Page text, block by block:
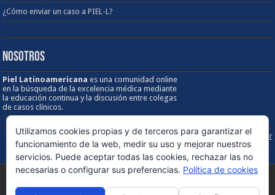
¿Cómo enviar un caso a PIEL-L?
NOSOTROS
Piel Latinoamericanaes una comunidad online
en la búsqueda de la excelencia médica mediante
la educación continua y la discusión entre colegas
de casos clínicos.
Sobre los Derechos de Autor / Disclaimer
Utilizamos cookies propias y de terceros para garantizar el
funcionamiento de la web, medir su uso y mejorar nuestros
servicios. Puede aceptar todas las cookies, rechazar las no
necesarias o configurar sus preferencias. Política de cookies